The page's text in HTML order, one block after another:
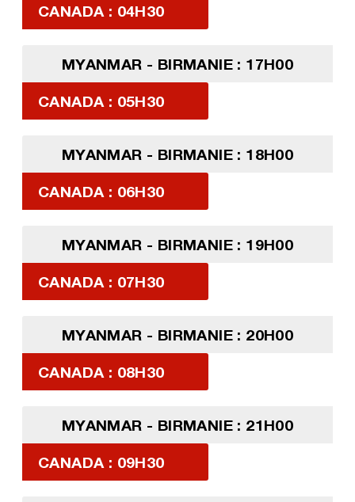
CANADA : 04H30
MYANMAR - BIRMANIE : 17H00
CANADA : 05H30
MYANMAR - BIRMANIE : 18H00
CANADA : 06H30
MYANMAR - BIRMANIE : 19H00
CANADA : 07H30
MYANMAR - BIRMANIE : 20H00
CANADA : 08H30
MYANMAR - BIRMANIE : 21H00
CANADA : 09H30